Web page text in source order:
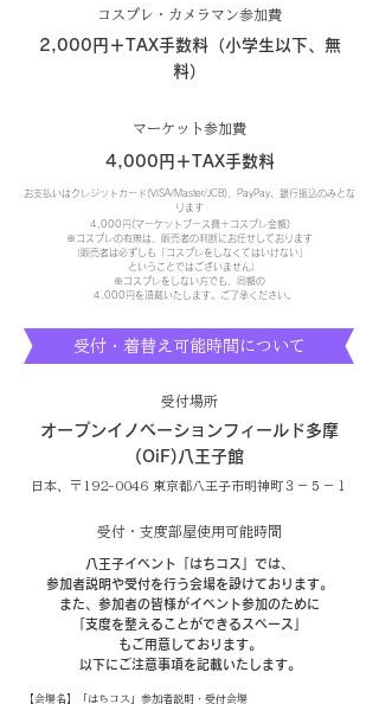
​コスプレ・カメラマン参加費
2,000円＋TAX手数料（小学生以下、無
料）
​マーケット参加費
4,000円＋TAX手数料
お支払いはクレジットカード(VISA/Master/JCB)、PayPay、銀行振込のみとな
ります
4,000円(マーケットブース費＋コスプレ金額)
※コスプレの有無は、販売者の判断にお任せしております
（販売者は必ずしも「コスプレをしなくてはいけない」
ということではございません）
※コスプレをしない方でも、同額の
4,000円を頂戴いたします。ご了承ください。
受付・着替え可能時間について
​受付場所
オープンイノベーションフィールド多摩
(OiF)八王子館
日本、〒192-0046 東京都八王子市明神町３−５−１
​受付・支度部屋使用可能時間
八王子イベント「はちコス」では、
参加者説明や受付を行う会場を設けております。
また、参加者の皆様がイベント参加のために
「支度を整えることができるスペース」
もご用意しております。
以下にご注意事項を記載いたします。
【会場名】「はちコス」参加者説明・受付会場